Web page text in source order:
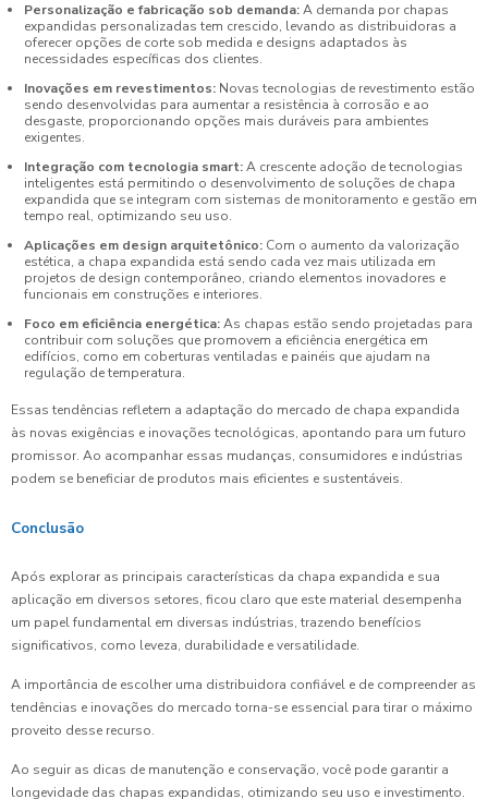
Personalização e fabricação sob demanda:A demanda por chapas
expandidas personalizadas tem crescido, levando as distribuidoras a
oferecer opções de corte sob medida e designs adaptados às
necessidades específicas dos clientes.
Inovações em revestimentos: Novas tecnologias de revestimento estão
sendo desenvolvidas para aumentar a resistência à corrosão e ao
desgaste, proporcionando opções mais duráveis para ambientes
exigentes.
Integração com tecnologia smart:A crescente adoção de tecnologias
inteligentes está permitindo o desenvolvimento de soluções de chapa
expandida que se integram com sistemas de monitoramento e gestão em
tempo real, optimizando seu uso.
Aplicações em design arquitetônico: Com o aumento da valorização
estética, a chapa expandida está sendo cada vez mais utilizada em
projetos de design contemporâneo, criando elementos inovadores e
funcionais em construções e interiores.
Foco em eficiência energética:As chapas estão sendo projetadas para
contribuir com soluções que promovem a eficiência energética em
edifícios, como em coberturas ventiladas e painéis que ajudam na
regulação de temperatura.
Essas tendências refletem a adaptação do mercado de chapa expandida
às novas exigências e inovações tecnológicas, apontando para um futuro
promissor. Ao acompanhar essas mudanças, consumidores e indústrias
podem se beneficiar de produtos mais eficientes e sustentáveis.
Conclusão
Após explorar as principais características da chapa expandida e sua
aplicação em diversos setores, ficou claro que este material desempenha
um papel fundamental em diversas indústrias, trazendo benefícios
significativos, como leveza, durabilidade e versatilidade.
A importância de escolher uma distribuidora confiável e de compreender as
tendências e inovações do mercado torna-se essencial para tirar o máximo
proveito desse recurso.
Ao seguir as dicas de manutenção e conservação, você pode garantir a
longevidade das chapas expandidas, otimizando seu uso e investimento.